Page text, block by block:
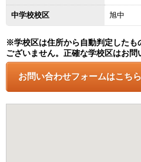
中学校校区 旭中
※学校区は住所から自動判定したも
ございません。正確な学校区はお問